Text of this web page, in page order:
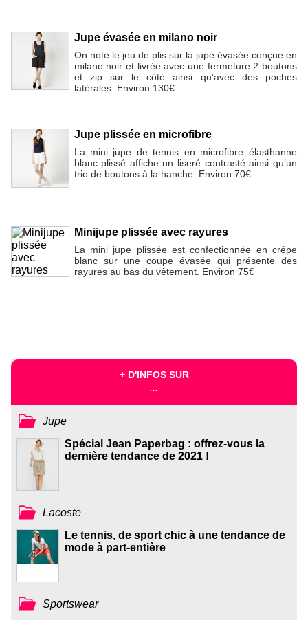
Jupe évasée en milano noir
On note le jeu de plis sur la jupe évasée conçue en
milano noir et livrée avec une fermeture 2 boutons
et zip sur le côté ainsi qu’avec des poches
latérales. Environ 130€
Jupe plissée en microfibre
La mini jupe de tennis en microfibre élasthanne
blanc plissé affiche un liseré contrasté ainsi qu’un
trio de boutons à la hanche. Environ 70€
Minijupe plissée avec rayures
La mini jupe plissée est confectionnée en crêpe
blanc sur une coupe évasée qui présente des
rayures au bas du vêtement. Environ 75€
+ D'INFOS SUR
...
Jupe
Spécial Jean Paperbag : offrez-vous la
dernière tendance de 2021 !
Lacoste
Le tennis, de sport chic à une tendance de
mode à part-entière
Sportswear